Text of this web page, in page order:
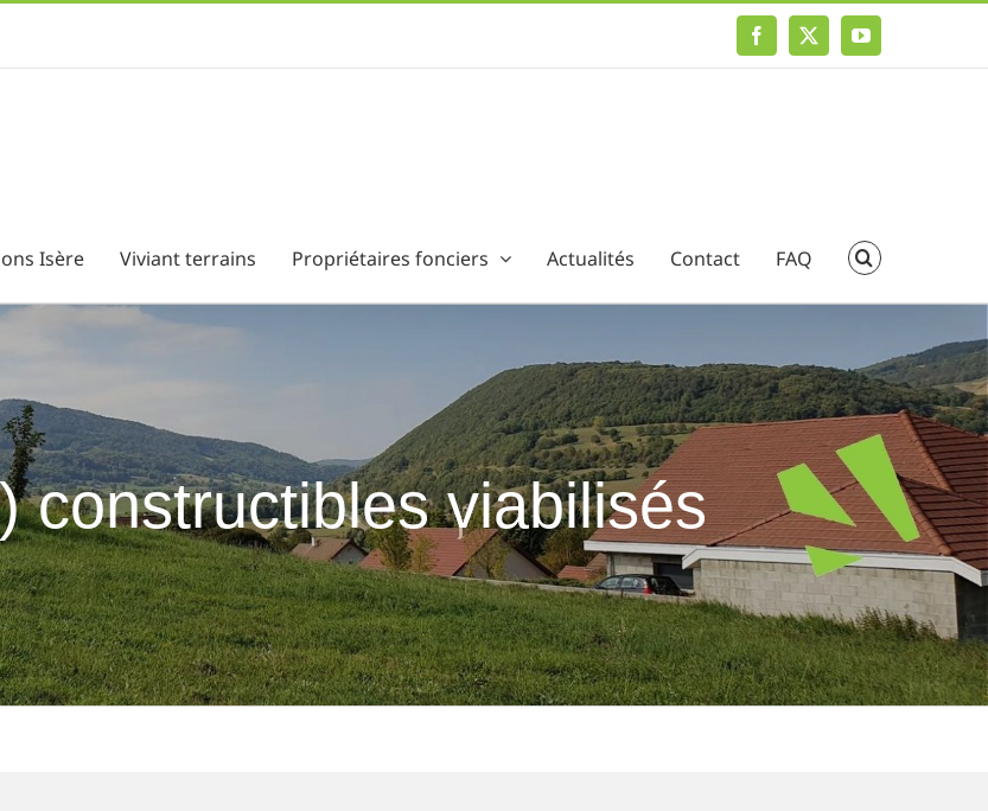
Facebook
X YouTube
Isère Viviant terrains Propriétaires fonciers Actualités Contact FAQ
constructibles viabilisés